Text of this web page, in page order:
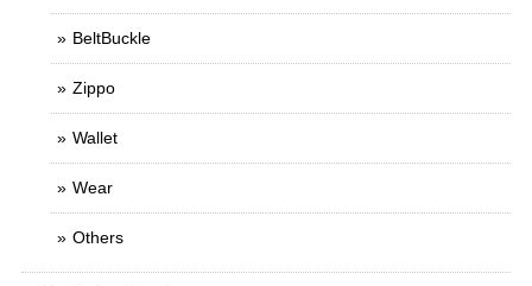
BeltBuckle
Zippo
Wallet
Wear
Others